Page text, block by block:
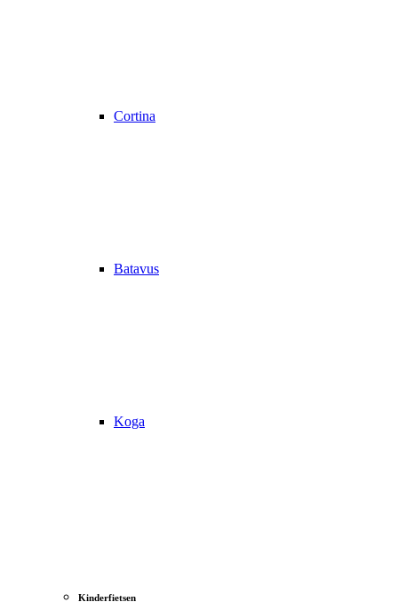
Cortina
Batavus
Koga
Kinderfietsen